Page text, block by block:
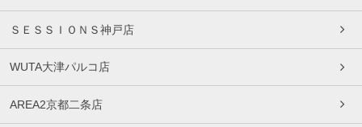
ＳＥＳＳＩＯＮＳ神戸店
WUTA大津パルコ店
AREA2京都二条店